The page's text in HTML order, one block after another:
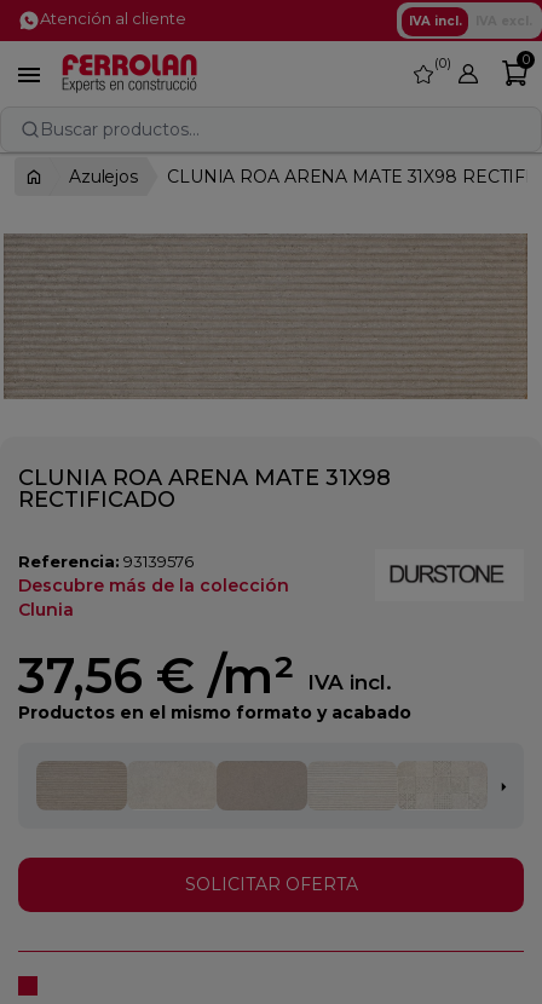
Atención al cliente IVA incl.
 favorite
0 0
Buscar productos...
Azulejos CLUNIA ROA ARENA MATE 31X98
CLUNIA ROA ARENA MATE 31X98
RECTIFICADO
Referencia: 93139576
Descubre más de la colección
Clunia
37,56 € /m² IVA incl.
Productos en el mismo formato y acabado
SOLICITAR OFERTA